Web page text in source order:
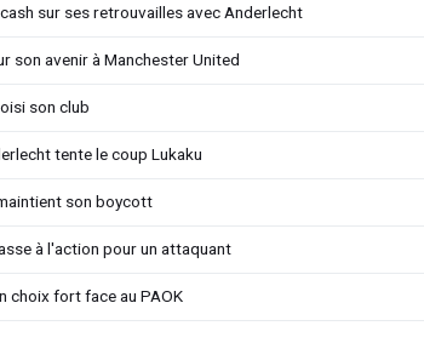
sur ses retrouvailles avec Anderlecht
son avenir à Manchester United
son club
tente le coup Lukaku
son boycott
à l'action pour un attaquant
choix fort face au PAOK